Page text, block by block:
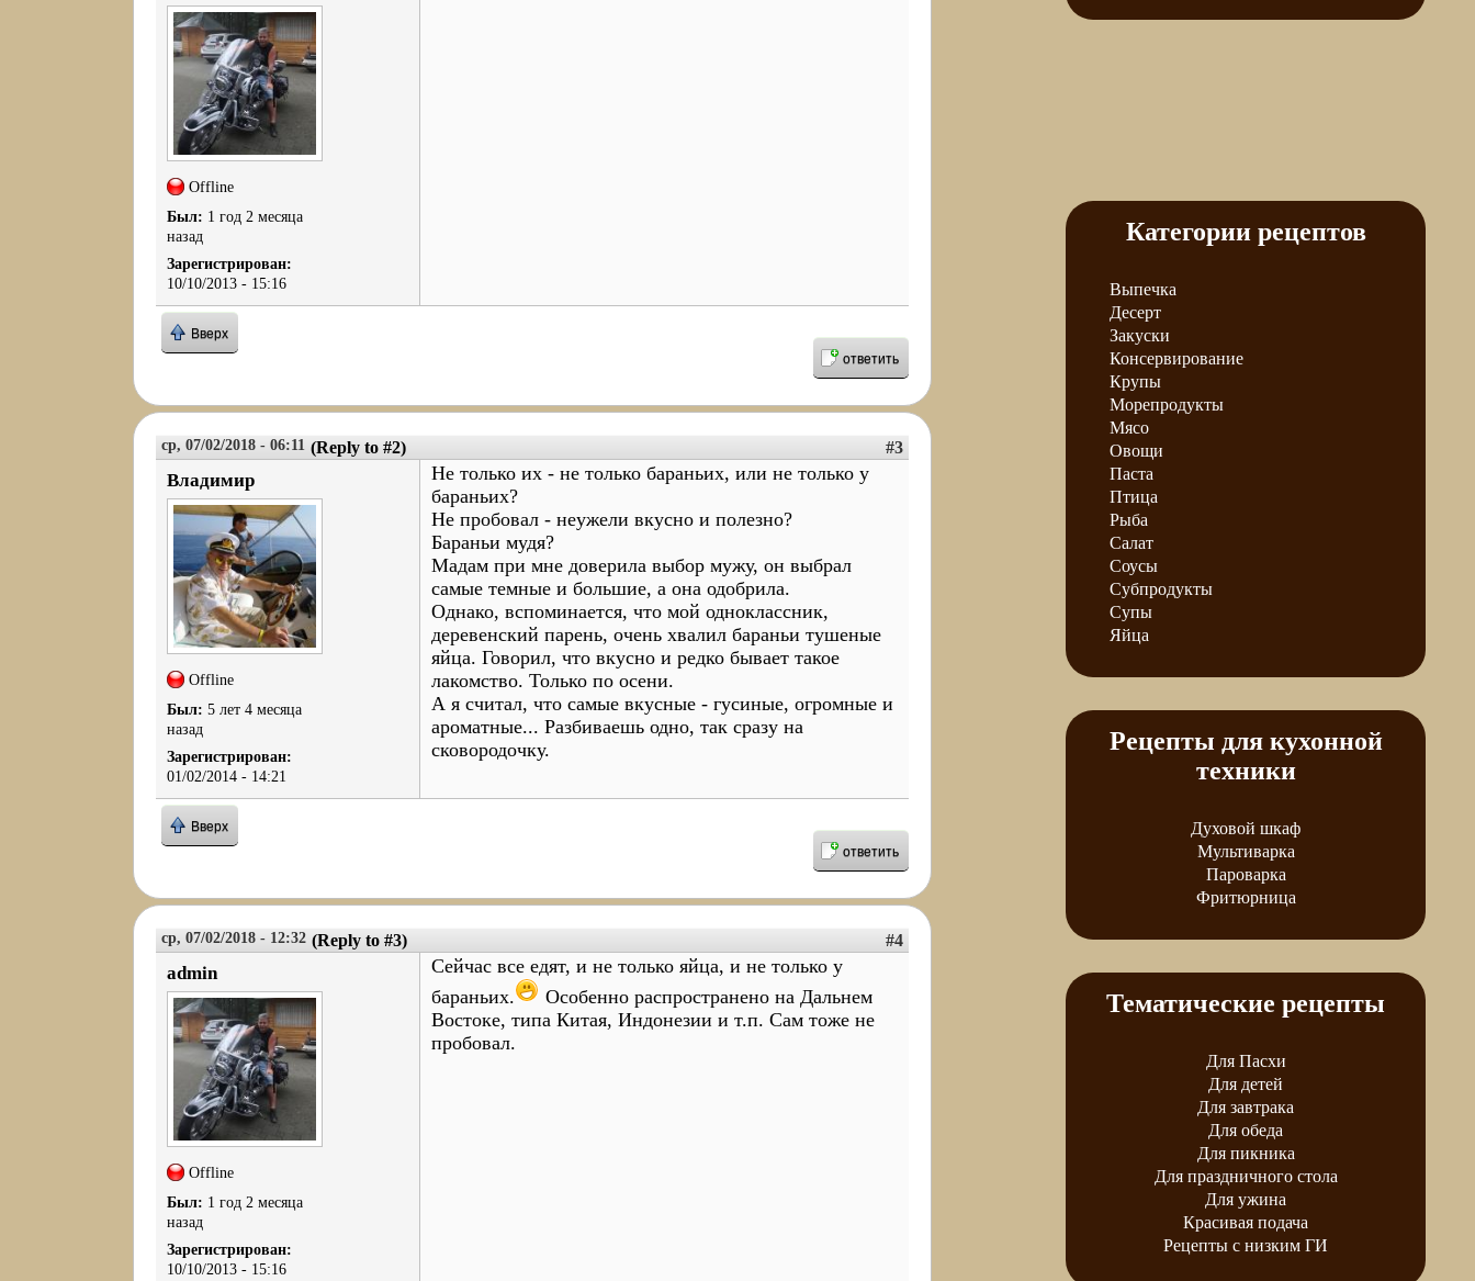
Offline
Был: 1 год 2 месяца
назад
Зарегистрирован:
10/10/2013 - 15:16
Вверх
ответить
ср, 07/02/2018 - 06:11 (Reply to #2) #3
Владимир
Offline
Был: 5 лет 4 месяца
назад
Зарегистрирован:
01/02/2014 - 14:21
Не только их - не только бараньих, или не только у
бараньих?
Не пробовал - неужели вкусно и полезно?
Бараньи мудя?
Мадам при мне доверила выбор мужу, он выбрал
самые темные и большие, а она одобрила.
Однако, вспоминается, что мой одноклассник,
деревенский парень, очень хвалил бараньи тушеные
яйца. Говорил, что вкусно и редко бывает такое
лакомство. Только по осени.
А я считал, что самые вкусные - гусиные, огромные и
ароматные... Разбиваешь одно, так сразу на
сковородочку.
Вверх
ответить
ср, 07/02/2018 - 12:32 (Reply to #3) #4
admin
Offline
Был: 1 год 2 месяца
назад
Зарегистрирован:
10/10/2013 - 15:16
Сейчас все едят, и не только яйца, и не только у
бараньих.
Особенно распространено на Дальнем
Востоке, типа Китая, Индонезии и т.п. Сам тоже не
пробовал.
Категории рецептов
Выпечка
Десерт
Закуски
Консервирование
Крупы
Морепродукты
Мясо
Овощи
Паста
Птица
Рыба
Салат
Соусы
Субпродукты
Супы
Яйца
Рецепты для кухонной
техники
Духовой шкаф
Мультиварка
Пароварка
Фритюрница
Тематические рецепты
Для Пасхи
Для детей
Для завтрака
Для обеда
Для пикника
Для праздничного стола
Для ужина
Красивая подача
Рецепты с низким ГИ